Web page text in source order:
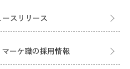
ースリリース
マーケ職の採用情報